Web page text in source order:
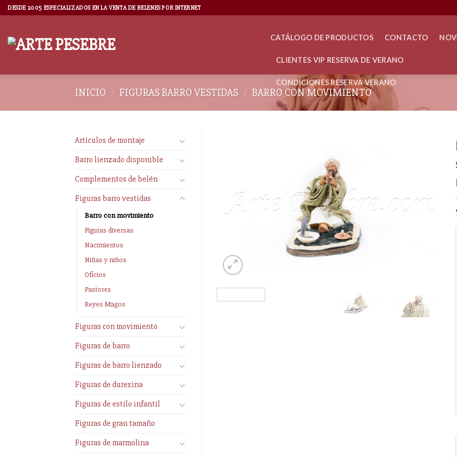
DESDE 2005 ESPECIALIZADOS EN LA VENTA DE BELENES POR INTERNET
CATÁLOGO DE PRODUCTOS CONTACTO
CLIENTES VIP RESERVA DE VERANO
CONDICIONES RESERVA VERANO
INICIO / FIGURAS BARRO VESTIDAS / BARRO CON MOVIMIENTO
Artículos de montaje
Barro lienzado disponible
Complementos de belén
Figuras barro vestidas
Barro con movimiento
Figuras diversas
Nacimientos
Niñas y niños
Oficios
Pastores
Reyes Magos
Figuras con movimiento
Figuras de barro
Figuras de barro lienzado
Figuras de durexina
Figuras de estilo infantil
Figuras de gran tamaño
Figuras de marmolina